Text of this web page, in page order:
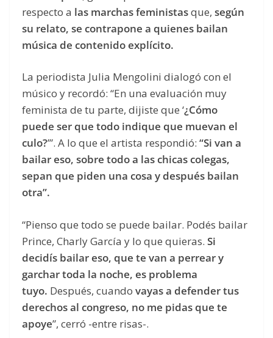
respecto a las marchas feministasque, según
su relato, se contrapone a quienes bailan
música de contenido explícito.
La periodista Julia Mengolini dialogó con el
músico y recordó: “En una evaluación muy
feminista de tu parte, dijiste que ‘¿Cómo
puede ser que todo indique que muevan el
culo?’”. A lo que el artista respondió: “Si van a
bailar eso, sobre todo a las chicas colegas,
sepan que piden una cosa y después bailan
otra”.
“Pienso que todo se puede bailar. Podés bailar
Prince, Charly García y lo que quieras. Si
decidís bailar eso, que te van a perrear y
garchar toda la noche, es problema
tuyo. Después, cuando vayas a defender tus
derechos al congreso, no me pidas que te
apoye”, cerró -entre risas-.